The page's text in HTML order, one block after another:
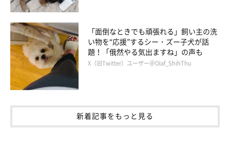
「面倒なときでも頑張れる」飼い主の洗
い物を“応援”するシー・ズー子犬が話
題！「俄然やる気出ますね」の声も
X（旧Twitter）ユーザー＠Olaf_ShihThu
新着記事をもっと見る